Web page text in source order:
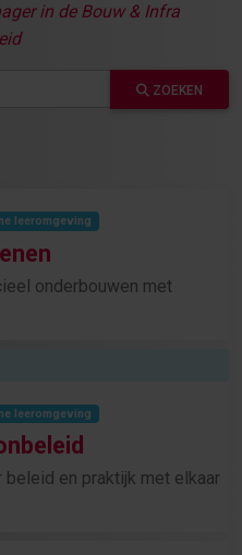
in de Bouw & Infra
ZOEKEN
leeromgeving
onderbouwen met
leeromgeving
en praktijk met elkaar